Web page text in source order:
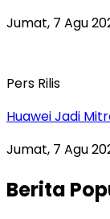
Jumat, 7 Agu
Pers Rilis
Huawei Jadi
Jumat, 7 Agu
Berita